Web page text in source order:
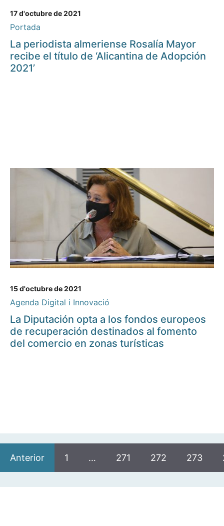
17 d'octubre de 2021
Portada
La periodista almeriense Rosalía Mayor
recibe el título de ‘Alicantina de Adopción
2021’
15 d'octubre de 2021
Agenda Digital i Innovació
La Diputación opta a los fondos europeos
de recuperación destinados al fomento
del comercio en zonas turísticas
Anterior 1 … 271 272 273